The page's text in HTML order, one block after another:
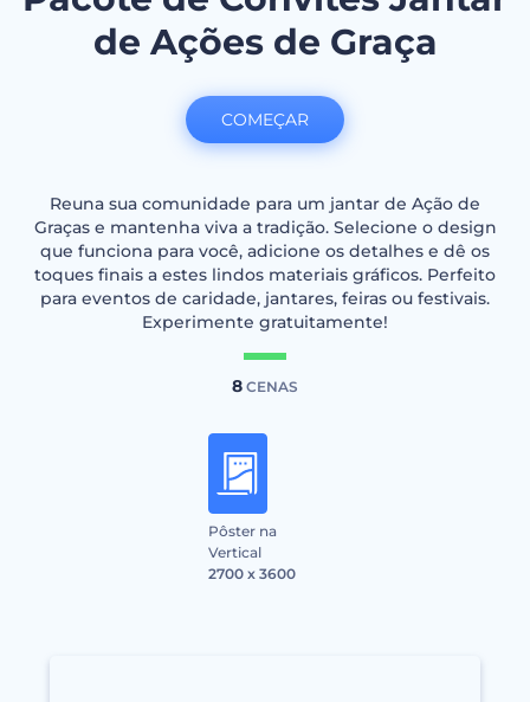
de Ações de Graça
Reuna sua comunidade para um jantar de Ação de
Graças e mantenha viva a tradição. Selecione o design
que funciona para você, adicione os detalhes e dê os
toques finais a estes lindos materiais gráficos. Perfeito
para eventos de caridade, jantares, feiras ou festivais.
Experimente gratuitamente!
8 CENAS
Pôster na
Vertical
2700 x 3600
COMEÇAR